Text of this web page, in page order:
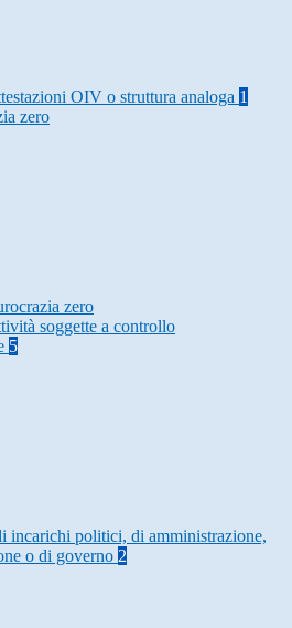
OIV o struttura analoga 1
zero
zero
soggette a controllo
5
incarichi politici, di amministrazione,
o di governo 2